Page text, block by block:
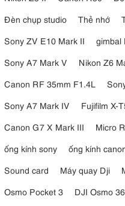
Đèn chụp studio
Thẻ nhớ
Sony ZV E10 Mark II
gimbal
Sony A7 Mark V
Nikon Z6
Canon RF 35mm F1.4L
Sony A7 Mark IV
Fujifilm X-
Canon G7 X Mark III
Micro
ống kính sony
ống kính
Sound card
Máy quay Dji
Osmo Pocket 3
DJI Osmo